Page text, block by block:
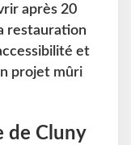
après 20
restauration
et
projet mûri
de Cluny